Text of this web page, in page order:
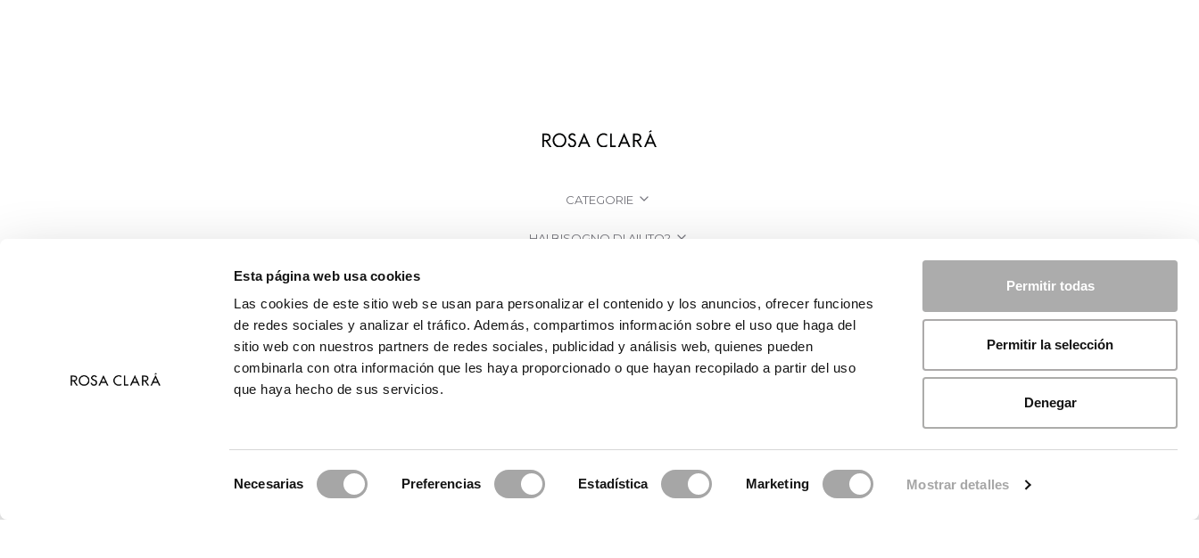
Esta página web usa cookies
Las cookies de este sitio web se usan para personalizar el contenido y los anuncios, ofrecer funciones
de redes sociales y analizar el tráfico. Además, compartimos información sobre el uso que haga del
sitio web con nuestros partners de redes sociales, publicidad y análisis web, quienes pueden
combinarla con otra información que les haya proporcionado o que hayan recopilado a partir del uso
que haya hecho de sus servicios.
Necesarias Preferencias Estadística Marketing Mostrar detalles
Permitir todas
Permitir la selección
Denegar
CATEGORIE
HAI BISOGNO DI AIUTO?